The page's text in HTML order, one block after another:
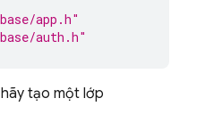
app.h"
auth.h"
tạo một lớp